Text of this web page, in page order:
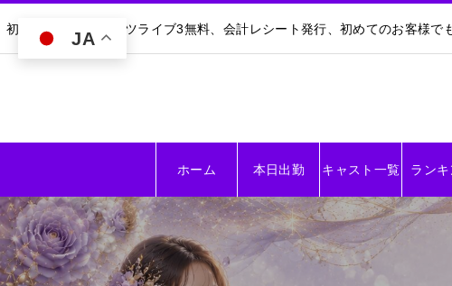
初回30分無料｜ダーツライブ3無料、会計レシート発行、初めてのお客様
ホーム 本日出勤 キャスト一覧 ラン
JA